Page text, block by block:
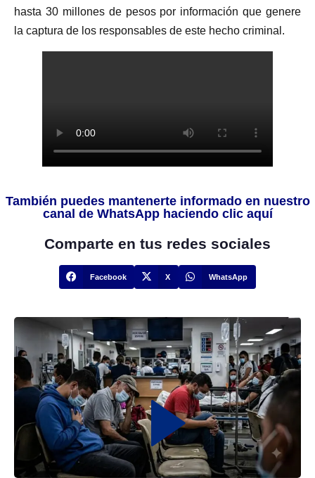
hasta 30 millones de pesos por información que genere
la captura de los responsables de este hecho criminal.
También puedes mantenerte informado en nuestro
canal de WhatsApp haciendo clic aquí
Comparte en tus redes sociales
Facebook X WhatsApp